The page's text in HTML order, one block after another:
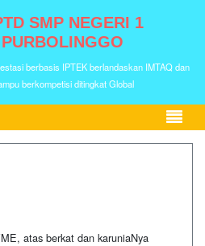
SMP NEGERI 1
PURBOLINGGO
berbasis IPTEK berlandaskan IMTAQ dan
berkompetisi ditingkat Global
atas berkat dan karuniaNya